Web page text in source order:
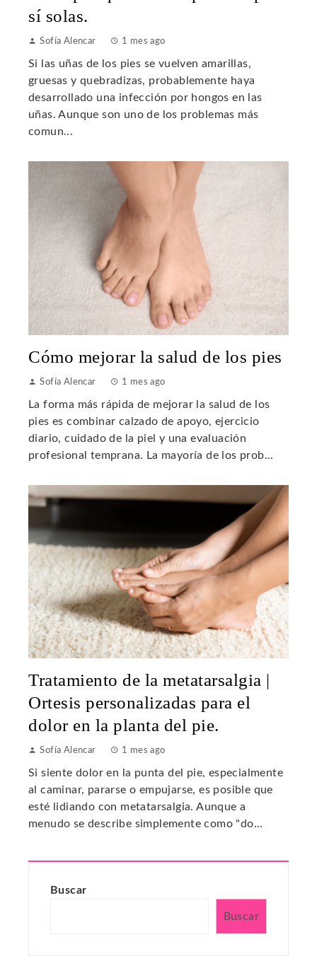
sí solas.
Sofía Alencar 1 mes ago
Si las uñas de los pies se vuelven amarillas,
gruesas y quebradizas, probablemente haya
desarrollado una infección por hongos en las
uñas. Aunque son uno de los problemas más
comun...
Cómo mejorar la salud de los pies
Sofía Alencar 1 mes ago
La forma más rápida de mejorar la salud de los
pies es combinar calzado de apoyo, ejercicio
diario, cuidado de la piel y una evaluación
profesional temprana. La mayoría de los prob...
Tratamiento de la metatarsalgia |
Ortesis personalizadas para el
dolor en la planta del pie.
Sofía Alencar 1 mes ago
Si siente dolor en la punta del pie, especialmente
al caminar, pararse o empujarse, es posible que
esté lidiando con metatarsalgia. Aunque a
menudo se describe simplemente como "do...
Buscar
Buscar